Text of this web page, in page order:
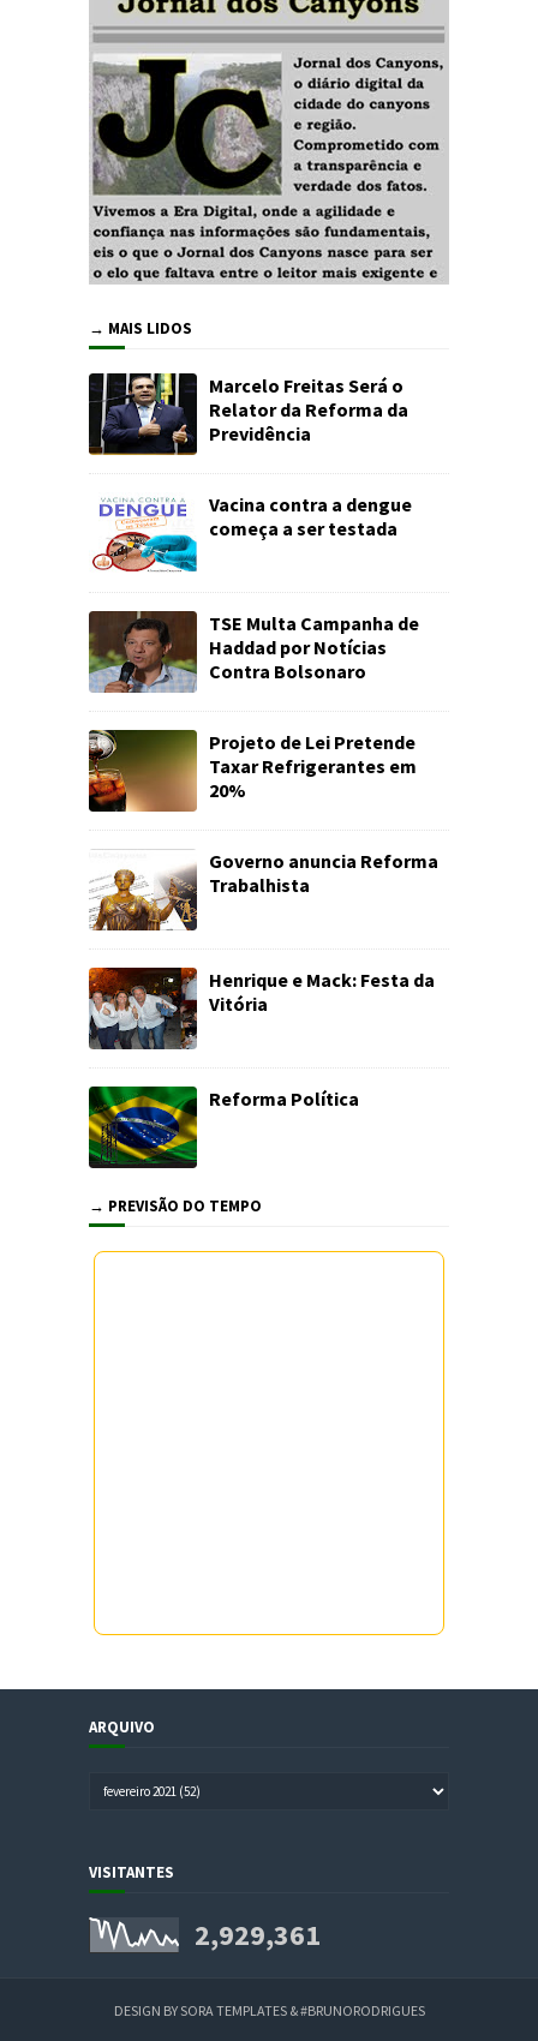
→ MAIS LIDOS
Marcelo Freitas Será o
Relator da Reforma da
Previdência
Vacina contra a dengue
começa a ser testada
TSE Multa Campanha de
Haddad por Notícias
Contra Bolsonaro
Projeto de Lei Pretende
Taxar Refrigerantes em
20%
Governo anuncia Reforma
Trabalhista
Henrique e Mack: Festa da
Vitória
Reforma Política
→ PREVISÃO DO TEMPO
ARQUIVO
VISITANTES
2,929,361
DESIGN BYSORA TEMPLATES&#BRUNORODRIGUES